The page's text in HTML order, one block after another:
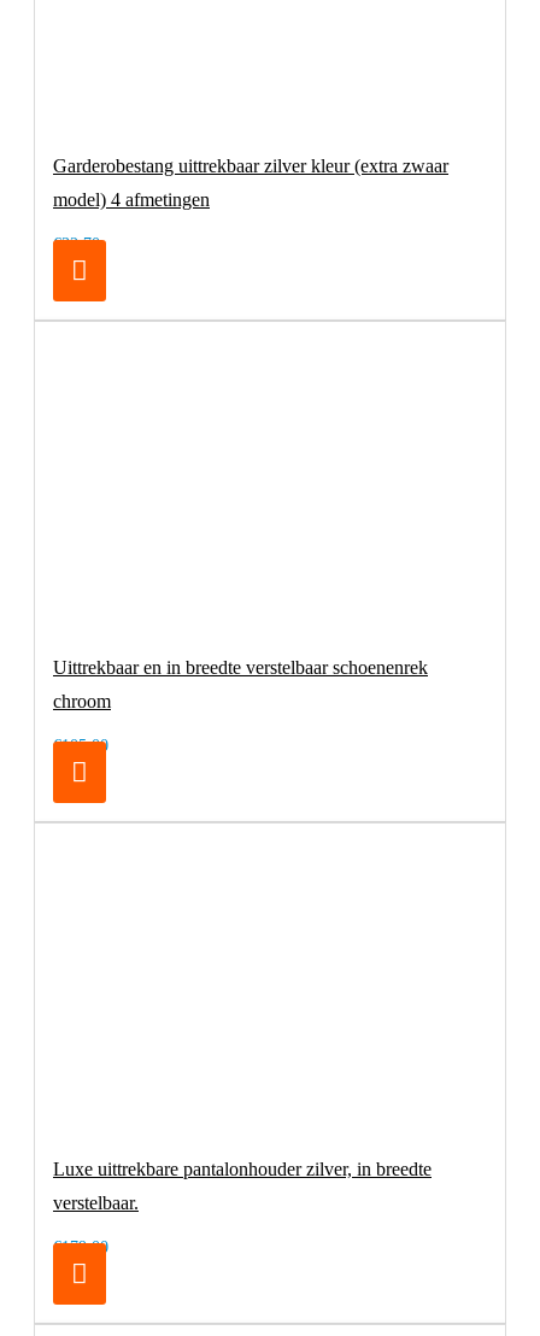
Garderobestang uittrekbaar zilver kleur (extra zwaar
model) 4 afmetingen
€32,70
Uittrekbaar en in breedte verstelbaar schoenenrek
chroom
€105,00
Luxe uittrekbare pantalonhouder zilver, in breedte
verstelbaar.
€179,00